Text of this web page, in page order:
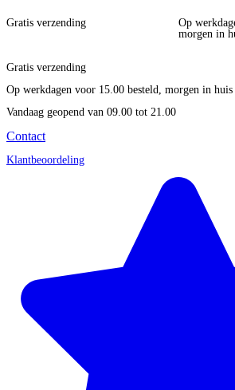
Gratis verzending
Op
morgen in
Gratis verzending
Op werkdagen voor 15.00 besteld, morgen in huis
Vandaag geopend van 09.00 tot 21.00
Contact
Klantbeoordeling